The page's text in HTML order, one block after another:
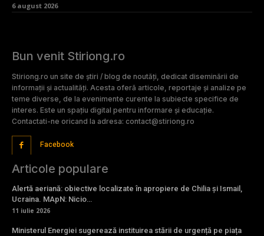
6 august 2026
Bun venit Stiriong.ro
Stiriong.ro un site de știri / blog de noutăți, dedicat diseminării de
informații și actualități. Acesta oferă articole, reportaje și analize pe
teme diverse, de la evenimente curente la subiecte specifice de
interes. Este un spațiu digital pentru informare și educație.
Contactati-ne oricand la adresa: contact@stiriong.ro
Facebook
Articole populare
Alertă aeriană: obiective localizate în apropiere de Chilia și Ismail,
Ucraina. MApN: Nicio…
11 iulie 2026
Ministerul Energiei sugerează instituirea stării de urgență pe piața